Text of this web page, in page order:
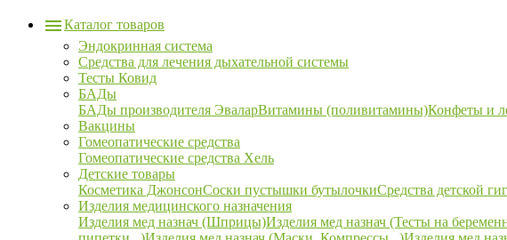
Каталог товаров
Эндокринная система
Средства для лечения дыхательной системы
Тесты Ковид
БАДы
БАДы производителя ЭваларВитамины (поливитамины)Конфеты и
Вакцины
Гомеопатические средства
Гомеопатические средства Хель
Детские товары
Косметика ДжонсонСоски пустышки бутылочкиСредства детской
Изделия медицинского назначения
Изделия мед назнач (Шприцы)Изделия мед назнач (Тесты на